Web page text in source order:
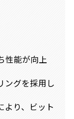
性能が向上
ングを採用し
より、ビット